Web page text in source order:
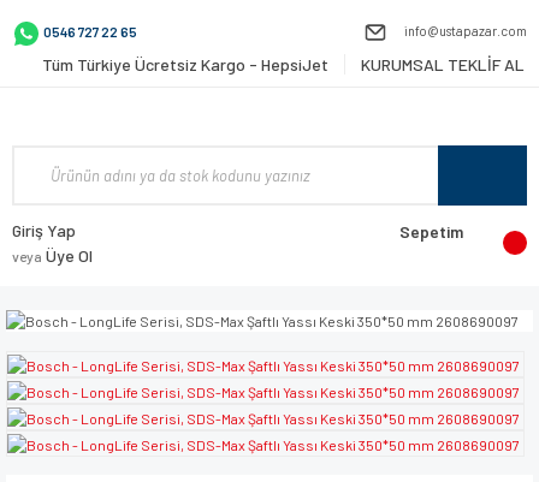
0546 727 22 65 info@ustapazar.com
Tüm Türkiye Ücretsiz Kargo - HepsiJet KURUMSAL TEKLİF AL
Giriş Yap
veya Üye Ol
Sepetim